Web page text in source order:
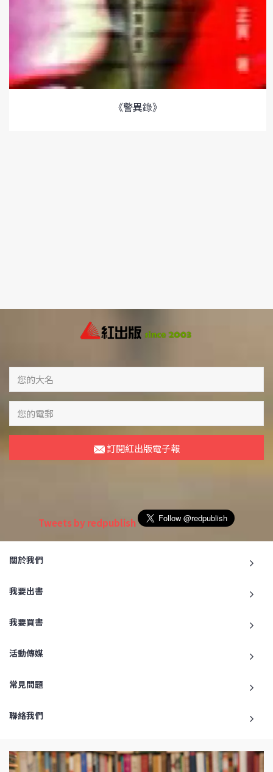
《警異錄》
訂閱紅出版電子報
Tweets by redpublish
關於我們
我要出書
我要買書
活動傳媒
常見問題
聯絡我們